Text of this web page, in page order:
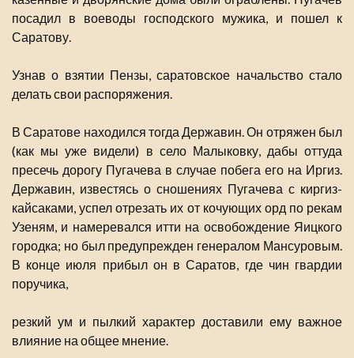
посадил в воеводы господского мужика, и пошел к
Саратову.
Узнав о взятии Пензы, саратовское начальство стало
делать свои распоряжения.
В Саратове находился тогда Державин. Он отряжен был
(как мы уже видели) в село Малыковку, дабы оттуда
пресечь дорогу Пугачева в случае побега его на Иргиз.
Державин, известясь о сношениях Пугачева с киргиз-
кайсаками, успел отрезать их от кочующих орд по рекам
Узеням, и намеревался итти на освобождение Яицкого
городка; но был предупрежден генералом Мансуровым.
В конце июля прибыл он в Саратов, где чин гвардии
поручика,
резкий ум и пылкий характер доставили ему важное
влияние на общее мнение.